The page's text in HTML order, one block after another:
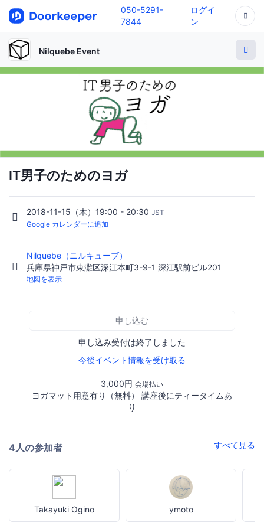
050-5291-
7844
ログイ
ン
Nilquebe Event
IT男子のためのヨガ
2018-11-15（木）19:00 - 20:30 JST
Google カレンダーに追加
Nilquebe（ニルキューブ）
兵庫県神戸市東灘区深江本町3-9-1 深江駅前ビル201
地図を表示
申し込む
申し込み受付は終了しました
今後イベント情報を受け取る
3,000円 会場払い
ヨガマット用意有り（無料） 講座後にティータイムあ
り
4人の参加者 すべて見る
Takayuki Ogino ymoto